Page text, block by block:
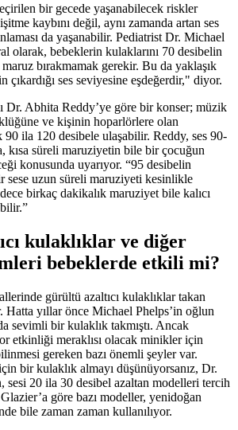
bir gecede yaşanabilecek riskler
kaybını değil, aynı zamanda artan ses
da yaşanabilir. Pediatrist Dr. Michael
olarak, bebeklerin kulaklarını 70 desibelin
bırakmamak gerekir. Bu da yaklaşık
ses seviyesine eşdeğerdir," diyor.
Dr. Abhita Reddy’ye göre bir konser; müzik
ve kişinin hoparlörlere olan
90 ila 120 desibele ulaşabilir. Reddy, ses 90-
kısa süreli maruziyetin bile bir çocuğun
konusunda uyarıyor. “95 desibelin
sese uzun süreli maruziyeti kesinlikle
birkaç dakikalık maruziyet bile kalıcı
kulaklıklar ve diğer
bebeklerde etkili mi?
gürültü azaltıcı kulaklıklar takan
Hatta yıllar önce Michael Phelps’in oğlun
sevimli bir kulaklık takmıştı. Ancak
etkinliği meraklısı olacak minikler için
gereken bazı önemli şeyler var.
bir kulaklık almayı düşünüyorsanız, Dr.
sesi 20 ila 30 desibel azaltan modelleri tercih
göre bazı modeller, yenidoğan
bile zaman zaman kullanılıyor.